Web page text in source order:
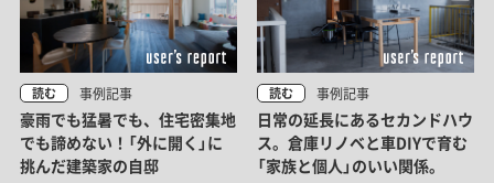
読む 事例記事
豪雨でも猛暑でも、住宅密集地
でも諦めない！「外に開く」に
挑んだ建築家の自邸
読む 事例記事
日常の延長にあるセカンドハウ
ス。倉庫リノベと車DIYで育む
「家族と個人」のいい関係。